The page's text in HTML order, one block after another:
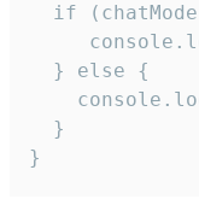
if
  } else {
  }
}